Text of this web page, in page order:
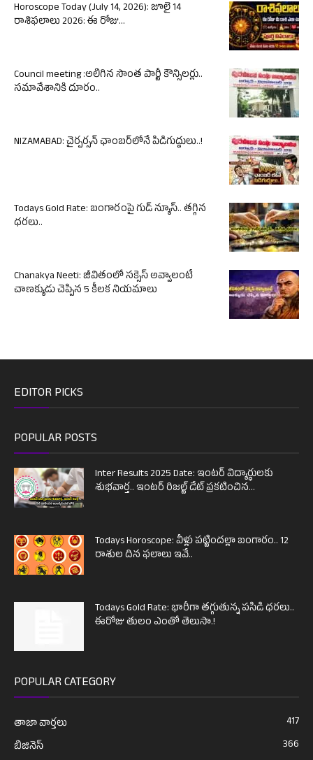
Horoscope Today (July 14, 2026): జూలై 14
రాశిఫలాలు 2026: ఈ రోజు...
Council meeting :అలిగిన సొంత పార్టీ కౌన్సిలర్లు..
సమావేశానికి దూరం..
NIZAMABAD: చైర్పర్సన్ ఛాంబర్‌లోనే పిడిగుద్దులు..!
Todays Gold Rate: బంగారంపై గుడ్ న్యూస్.. తగ్గిన
ధరలు..
Chanakya Neeti: జీవితంలో సక్సెస్ అవ్వాలంటే
చాణక్యుడు చెప్పిన 5 కీలక నియమాలు
EDITOR PICKS
POPULAR POSTS
Inter Results 2025 Date: ఇంటర్ విద్యార్థులకు
శుభవార్త.. ఇంటర్ రిజల్ట్ డేట్ ప్రకటించిన...
Todays Horoscope: వీళ్లు పట్టిందల్లా బంగారం.. 12
రాశుల దిన ఫలాలు ఇవే..
Todays Gold Rate: భారీగా తగ్గుతున్న పసిడి ధరలు..
ఈరోజు తులం ఎంతో తెలుసా.!
POPULAR CATEGORY
తాజా వార్తలు
417
బిజినెస్
366